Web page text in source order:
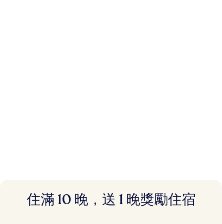
會員即享優惠價
還可累積回饋金
住滿 10 晚，送 1 晚獎勵住宿